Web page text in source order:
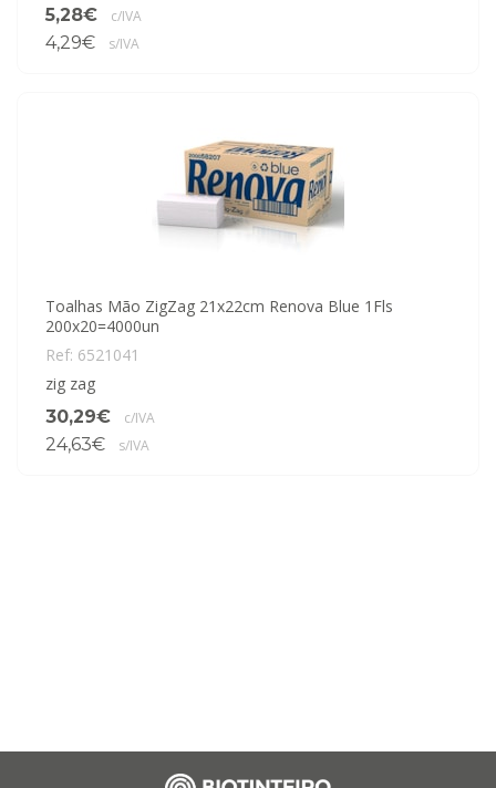
5,28€
c/IVA
4,29€ s/IVA
Toalhas Mão ZigZag 21x22cm Renova Blue 1Fls
200x20=4000un
Ref: 6521041
zig zag
30,29€
c/IVA
24,63€ s/IVA